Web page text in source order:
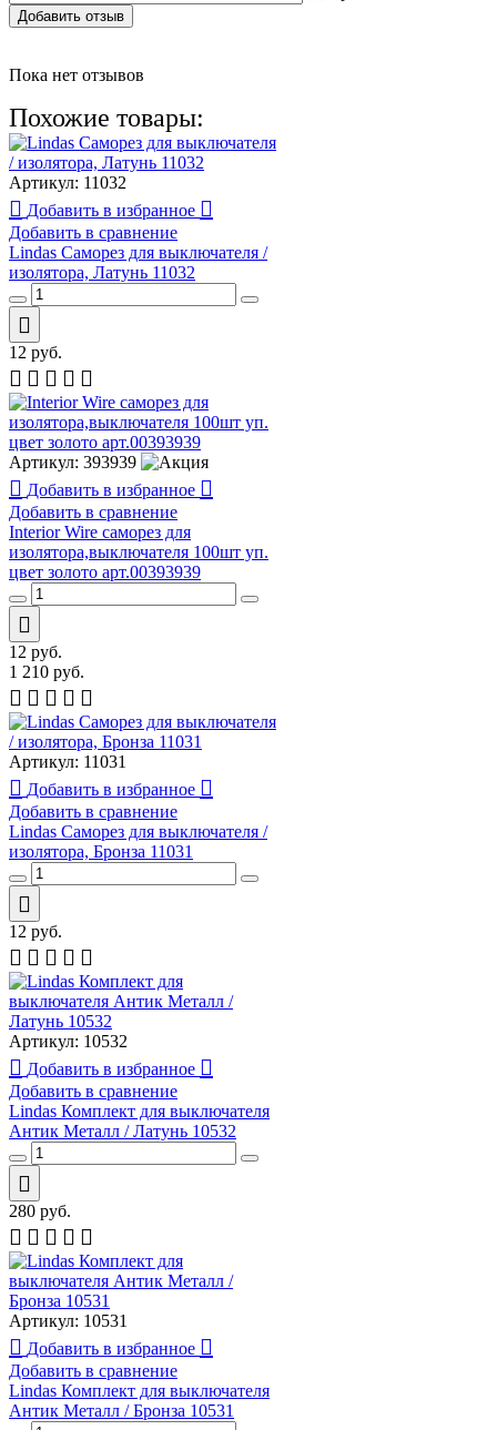
Добавить отзыв
Пока нет отзывов
Похожие товары:
Артикул: 11032
Добавить в избранное
Добавить в сравнение
Lindas Саморез для выключателя /
изолятора, Латунь 11032
12 руб.
Артикул: 393939
Добавить в избранное
Добавить в сравнение
Interior Wire cаморез для
изолятора,выключателя 100шт уп.
цвет золото арт.00393939
12 руб.
1 210 руб.
Артикул: 11031
Добавить в избранное
Добавить в сравнение
Lindas Саморез для выключателя /
изолятора, Бронза 11031
12 руб.
Артикул: 10532
Добавить в избранное
Добавить в сравнение
Lindas Комплект для выключателя
Антик Металл / Латунь 10532
280 руб.
Артикул: 10531
Добавить в избранное
Добавить в сравнение
Lindas Комплект для выключателя
Антик Металл / Бронза 10531